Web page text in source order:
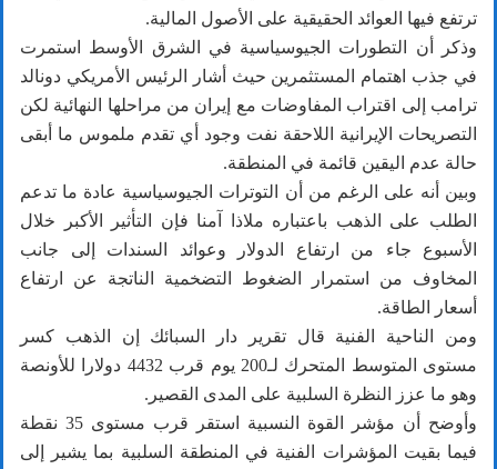
ترتفع فيها العوائد الحقيقية على الأصول المالية.
وذكر أن التطورات الجيوسياسية في الشرق الأوسط استمرت
في جذب اهتمام المستثمرين حيث أشار الرئيس الأمريكي دونالد
ترامب إلى اقتراب المفاوضات مع إيران من مراحلها النهائية لكن
التصريحات الإيرانية اللاحقة نفت وجود أي تقدم ملموس ما أبقى
حالة عدم اليقين قائمة في المنطقة.
وبين أنه على الرغم من أن التوترات الجيوسياسية عادة ما تدعم
الطلب على الذهب باعتباره ملاذا آمنا فإن التأثير الأكبر خلال
الأسبوع جاء من ارتفاع الدولار وعوائد السندات إلى جانب
المخاوف من استمرار الضغوط التضخمية الناتجة عن ارتفاع
أسعار الطاقة.
ومن الناحية الفنية قال تقرير دار السبائك إن الذهب كسر
مستوى المتوسط المتحرك لـ200 يوم قرب 4432 دولارا للأونصة
وهو ما عزز النظرة السلبية على المدى القصير.
وأوضح أن مؤشر القوة النسبية استقر قرب مستوى 35 نقطة
فيما بقيت المؤشرات الفنية في المنطقة السلبية بما يشير إلى